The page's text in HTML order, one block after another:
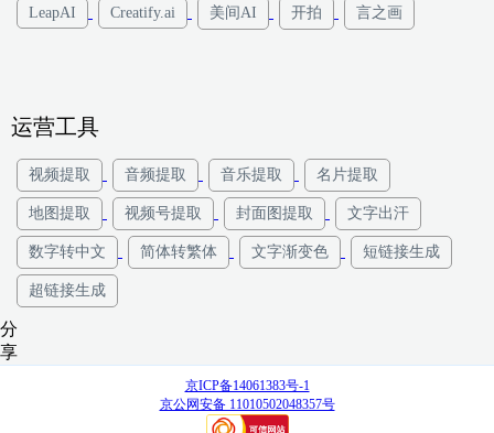
LeapAI Creatify.ai 美间AI 开拍 言之画
运营工具
视频提取 音频提取 音乐提取 名片提取
地图提取 视频号提取 封面图提取 文字出汗
数字转中文 简体转繁体 文字渐变色 短链接生成
超链接生成
分
享
京ICP备14061383号-1
京公网安备 11010502048357号